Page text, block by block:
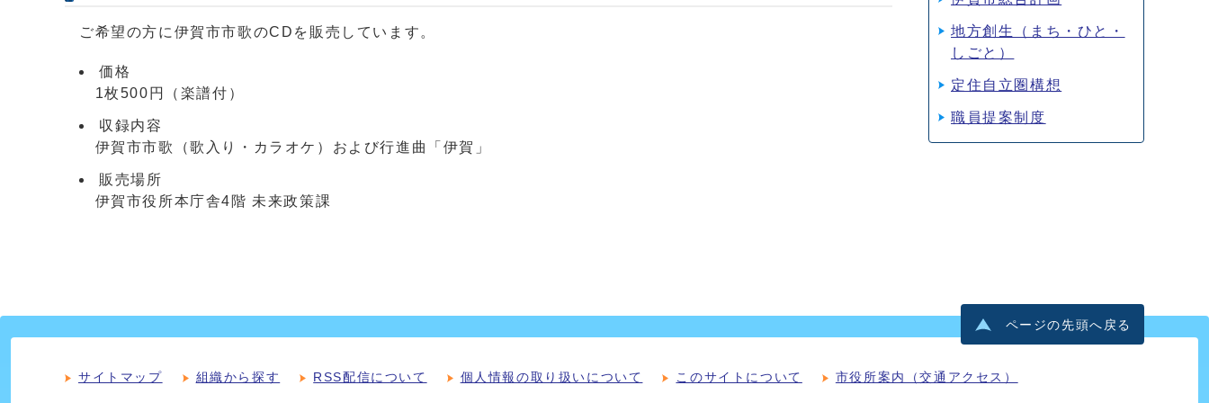
ご希望の方に伊賀市市歌のCDを販売しています。
価格
1枚500円（楽譜付）
収録内容
伊賀市市歌（歌入り・カラオケ）および行進曲「伊賀」
販売場所
伊賀市役所本庁舎4階 未来政策課
地方創生（まち・ひと・
しごと）
定住自立圏構想
職員提案制度
ページの先頭へ戻る
サイトマップ 組織から探す RSS配信について 個人情報の取り扱いについて このサイトについて 市役所案内（交通アクセス）